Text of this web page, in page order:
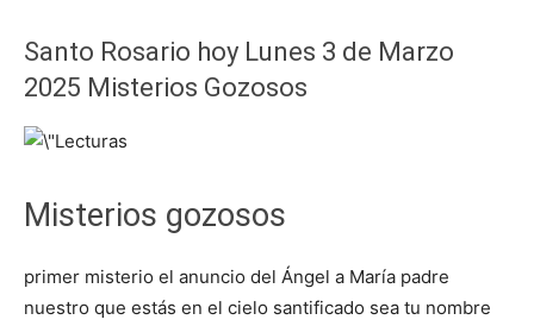
Santo Rosario hoy Lunes 3 de Marzo
2025 Misterios Gozosos
Misterios gozosos
primer misterio el anuncio del Ángel a María padre
nuestro que estás en el cielo santificado sea tu nombre